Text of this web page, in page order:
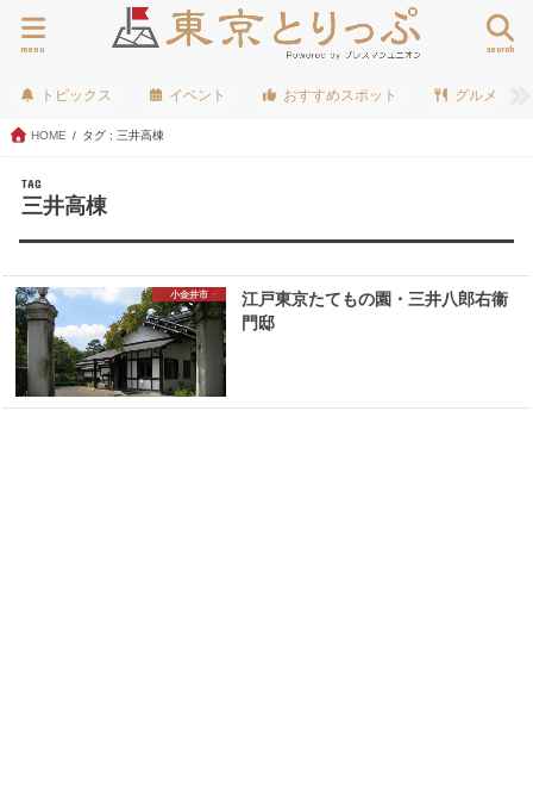
search
menu
トピックス イベント おすすめスポット グルメ
HOME タグ : 三井高棟
TAG
三井高棟
小金井市
江戸東京たてもの園・三井八郎右衞
門邸